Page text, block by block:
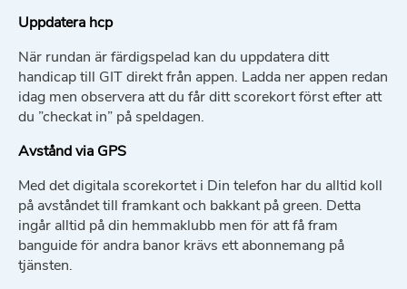
Uppdatera hcp
När rundan är färdigspelad kan du uppdatera ditt
handicap till GIT direkt från appen. Ladda ner appen redan
idag men observera att du får ditt scorekort först efter att
du ”checkat in” på speldagen.
Avstånd via GPS
Med det digitala scorekortet i Din telefon har du alltid koll
på avståndet till framkant och bakkant på green. Detta
ingår alltid på din hemmaklubb men för att få fram
banguide för andra banor krävs ett abonnemang på
tjänsten.